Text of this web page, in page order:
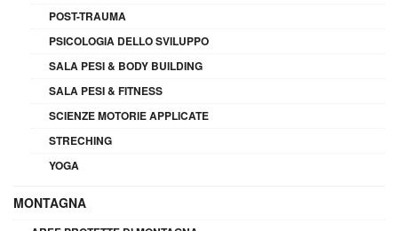
POST-TRAUMA
PSICOLOGIA DELLO SVILUPPO
SALA PESI & BODY BUILDING
SALA PESI & FITNESS
SCIENZE MOTORIE APPLICATE
STRECHING
YOGA
MONTAGNA